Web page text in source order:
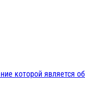
которой является